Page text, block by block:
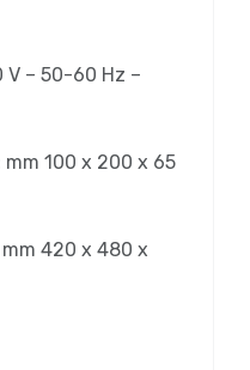
V – 50-60 Hz –
100 x 200 x 65
420 x 480 x